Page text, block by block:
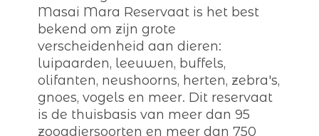
Masai Mara Reservaat is het best
bekend om zijn grote
verscheidenheid aan dieren:
luipaarden, leeuwen, buffels,
olifanten, neushoorns, herten, zebra's,
gnoes, vogels en meer. Dit reservaat
is de thuisbasis van meer dan 95
zoogdiersoorten en meer dan 750